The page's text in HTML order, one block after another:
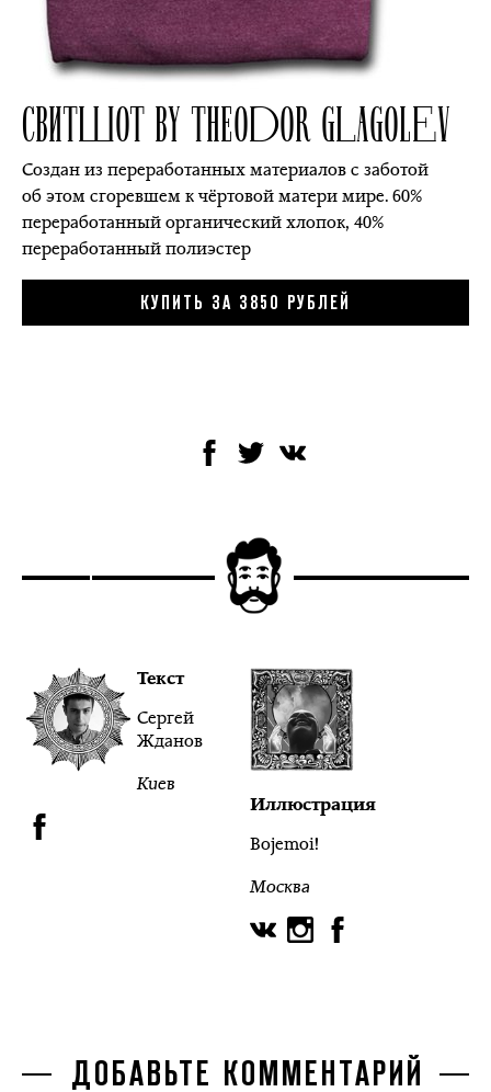
СВИТШОТ BY THEODOR GLAGOLEV
Создан из переработанных материалов с заботой
об этом сгоревшем к чёртовой матери мире. 60%
переработанный органический хлопок, 40%
переработанный полиэстер
КУПИТЬ ЗА 3850 РУБЛЕЙ
Текст
Сергей
Жданов
Киев
Иллюстрация
Bojemoi!
Москва
ДОБАВЬТЕ КОММЕНТАРИЙ